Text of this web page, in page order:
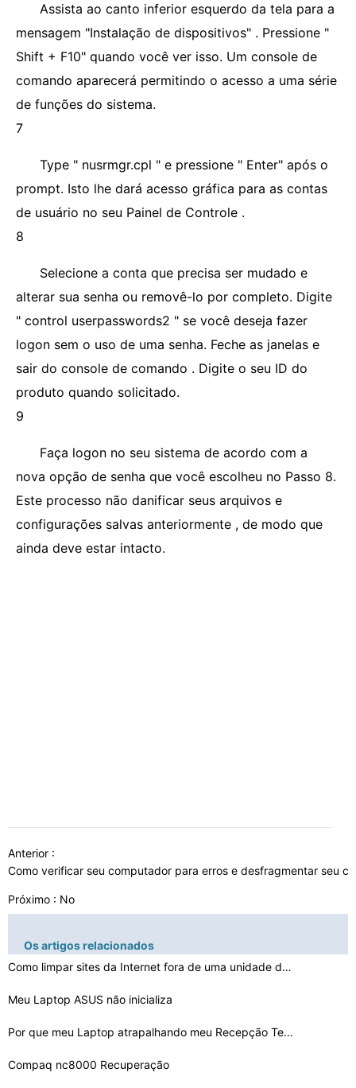
Assista ao canto inferior esquerdo da tela para a
mensagem "Instalação de dispositivos" . Pressione "
Shift + F10" quando você ver isso. Um console de
comando aparecerá permitindo o acesso a uma série
de funções do sistema.
7
Type " nusrmgr.cpl " e pressione " Enter" após o
prompt. Isto lhe dará acesso gráfica para as contas
de usuário no seu Painel de Controle .
8
Selecione a conta que precisa ser mudado e
alterar sua senha ou removê-lo por completo. Digite
" control userpasswords2 " se você deseja fazer
logon sem o uso de uma senha. Feche as janelas e
sair do console de comando . Digite o seu ID do
produto quando solicitado.
9
Faça logon no seu sistema de acordo com a
nova opção de senha que você escolheu no Passo 8.
Este processo não danificar seus arquivos e
configurações salvas anteriormente , de modo que
ainda deve estar intacto.
Anterior :
Como verificar seu computador para erros e desfragmentar seu
Próximo : No
Os artigos relacionados
Como limpar sites da Internet fora de uma unidade de di…
Meu Laptop ASUS não inicializa
Por que meu Laptop atrapalhando meu Recepção Televisã…
Compaq nc8000 Recuperação